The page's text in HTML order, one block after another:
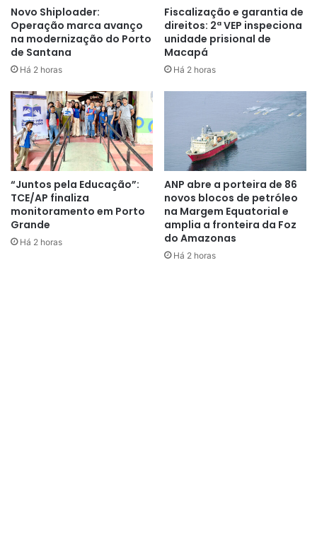
como o acompanhamento nutricional (peso e altura) para
crianças menores de 7 anos e para todos os beneficiários
que vierem na lista do Governo Federal. As gestantes
também devem realizar o pré-natal regularmente. Já na
atualizado.
Novo Shiploader:
Operação marca avanço
na modernização do Porto
de Santana
Há 2 horas
Fiscalização e garantia de
direitos: 2ª VEP inspeciona
unidade prisional de
Macapá
Há 2 horas
“Juntos pela Educação”:
TCE/AP finaliza
monitoramento em Porto
Grande
Há 2 horas
ANP abre a porteira de 86
novos blocos de petróleo
na Margem Equatorial e
amplia a fronteira da Foz
do Amazonas
Há 2 horas